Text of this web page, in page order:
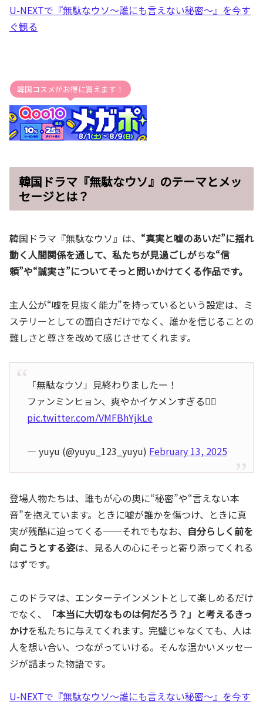
U-NEXTで『無駄なウソ～誰にも言えない秘密～』を今す
ぐ観る
韓国コスメがお得に買えます！
韓国ドラマ『無駄なウソ』のテーマとメッ
セージとは？
韓国ドラマ『無駄なウソ』は、 “真実と嘘のあいだ”に揺れ
動く人間関係を通して、私たちが見過ごしがちな“信
頼”や“誠実さ”についてそっと問いかけてくる作品です。
主人公が“嘘を見抜く能力”を持っているという設定は、ミ
ステリーとしての面白さだけでなく、誰かを信じることの
難しさと尊さを改めて感じさせてくれます。
「無駄なウソ」見終わりましたー！
ファンミンヒョン、爽やかイケメンすぎる🤦‍♀️
pic.twitter.com/VMFBhYjkLe
— yuyu (@yuyu_123_yuyu) February 13, 2025
登場人物たちは、誰もが心の奥に“秘密”や“言えない本
音”を抱えています。ときに嘘が誰かを傷つけ、ときに真
実が残酷に迫ってくる──それでもなお、 自分らしく前を
向こうとする姿は、見る人の心にそっと寄り添ってくれる
はずです。
このドラマは、エンターテインメントとして楽しめるだけ
でなく、
「本当に大切なものは何だろう？」と考えるきっ
かけを私たちに与えてくれます。完璧じゃなくても、人は
人を想い合い、つながっていける。そんな温かいメッセー
ジが詰まった物語です。
U-NEXTで『無駄なウソ～誰にも言えない秘密～』を今す